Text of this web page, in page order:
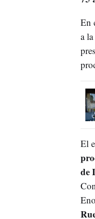
En
a la
El
de